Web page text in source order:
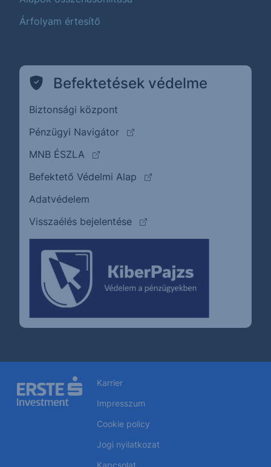
Árfolyam értesítő
Befektetések védelme
Biztonsági központ
Pénzügyi Navigátor
(külső oldalra ugrik)
MNB ÉSZLA
(külső oldalra ugrik)
Befektető Védelmi Alap
(külső oldalra ugrik)
Adatvédelem
Visszaélés bejelentése
(külső oldalra ugrik)
Karrier
Impresszum
Cookie policy
Jogi nyilatkozat
Kapcsolat